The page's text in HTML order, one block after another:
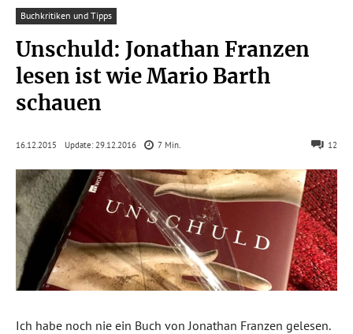
Buchkritiken und Tipps
Unschuld: Jonathan Franzen
lesen ist wie Mario Barth
schauen
16.12.2015 Update: 29.12.2016 7 Min. 12
Ich habe noch nie ein Buch von Jonathan Franzen gelesen.